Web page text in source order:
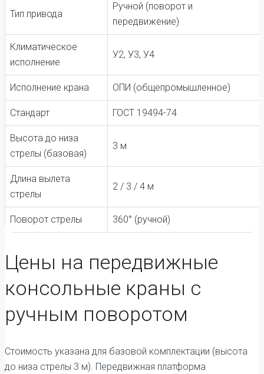
Тип привода
Ручной (поворот и
передвижение)
Климатическое
исполнение
У2, У3, У4
Исполнение крана ОПИ (общепромышленное)
Стандарт ГОСТ 19494-74
Высота до низа
стрелы (базовая)
3 м
Длина вылета
стрелы
2 / 3 / 4 м
Поворот стрелы 360° (ручной)
Цены на передвижные
консольные краны с
ручным поворотом
Стоимость указана для базовой комплектации (высота
до низа стрелы 3 м). Передвижная платформа